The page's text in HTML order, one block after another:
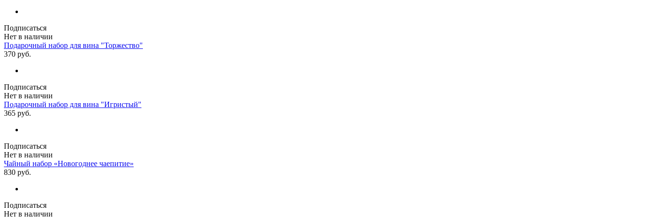
Подписаться
Нет в наличии
Подарочный набор для вина "Торжество"
370 руб.
Подписаться
Нет в наличии
Подарочный набор для вина "Игристый"
365 руб.
Подписаться
Нет в наличии
Чайный набор «Новогоднее чаепитие»
830 руб.
Подписаться
Нет в наличии